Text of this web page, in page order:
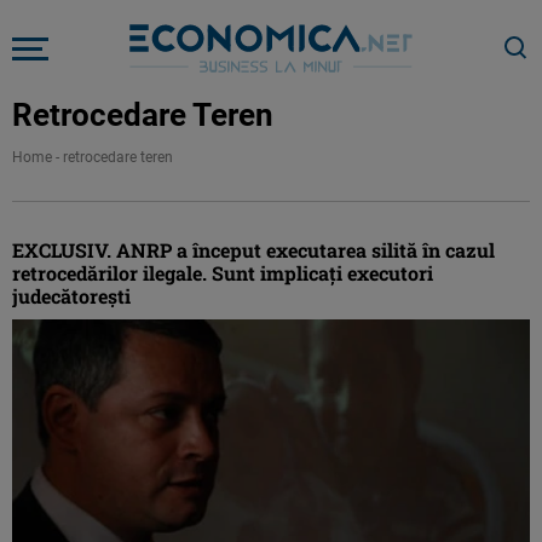
Retrocedare Teren
Home - retrocedare teren
EXCLUSIV. ANRP a început executarea silită în cazul
retrocedărilor ilegale. Sunt implicaţi executori
judecătoreşti